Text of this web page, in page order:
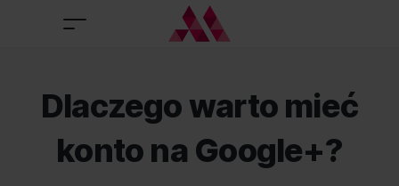
Dlaczego warto mieć
konto na Google+?